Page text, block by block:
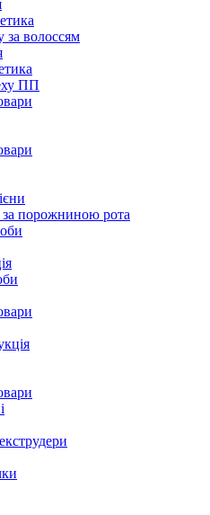
за волоссям
ПП
за порожниною рота